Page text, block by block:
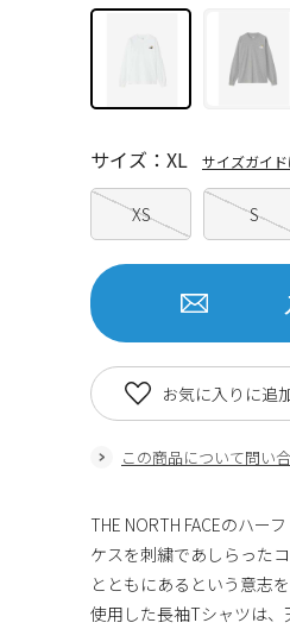
XS S
サイズ：XL サイズガイ
この商品について問い
お気に入りに追
THE NORTH FACEのハ
ケスを刺繍であしらった
とともにあるという意志
使用した長袖Tシャツは